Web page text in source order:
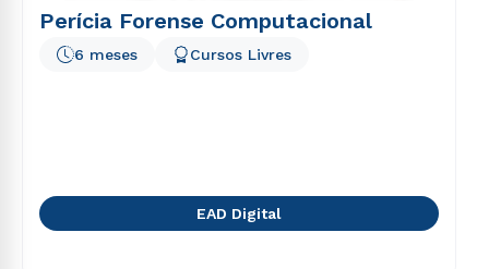
Perícia Forense Computacional
6 meses Cursos Livres
EAD Digital